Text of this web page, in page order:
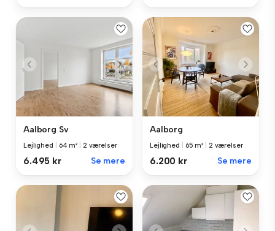
Aalborg Sv
Lejlighed 64 m² 2 værelser
6.495 kr Se mere
Aalborg
Lejlighed 65 m² 2 værelser
6.200 kr Se mere